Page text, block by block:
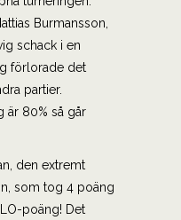
Burmansson,
schack i en
förlorade det
partier.
är 80% så går
den extremt
som tog 4 poäng
poäng! Det